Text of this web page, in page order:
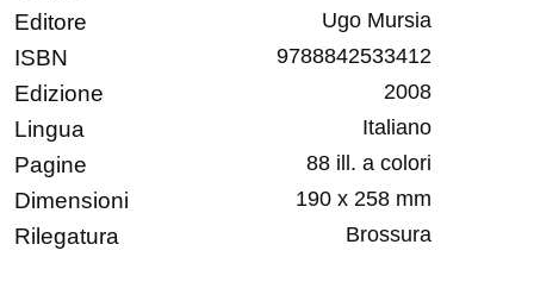
Editore Ugo Mursia
ISBN 9788842533412
Edizione 2008
Lingua Italiano
Pagine 88 ill. a colori
Dimensioni 190 x 258 mm
Rilegatura Brossura